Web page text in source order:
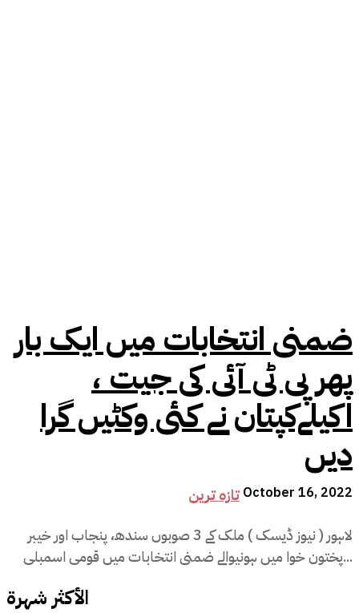
ضمنی انتخابات میں ایک بار
پھر پی ٹی آئی کی جیت ،
اکیلےکپتان نے کئی وکٹیں گرا
دیں
تازہ ترین October 16, 2022
لاہور ( نیوز ڈیسک ) ملک کے 3 صوبوں سندھ، پنجاب اور خیبر
پختون خوا میں ہونیوالے ضمنی انتخابات میں قومی اسمبلی...
الأكثر شهرة